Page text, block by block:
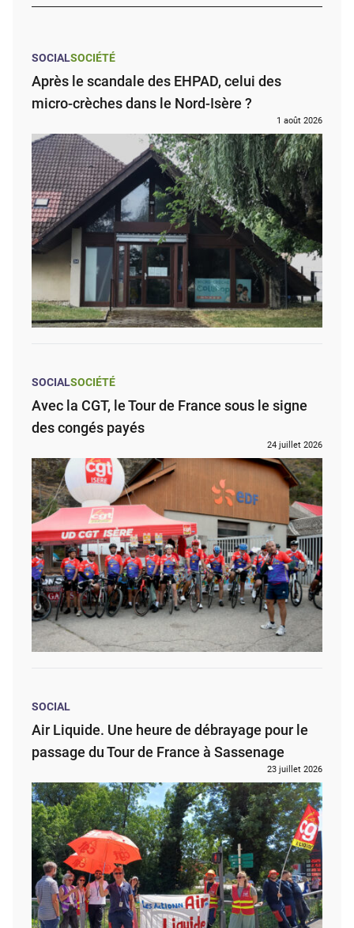
SOCIALSOCIÉTÉ
Après le scandale des EHPAD, celui des
micro-crèches dans le Nord-Isère ?
1 août 2026
SOCIALSOCIÉTÉ
Avec la CGT, le Tour de France sous le signe
des congés payés
24 juillet 2026
SOCIAL
Air Liquide. Une heure de débrayage pour le
passage du Tour de France à Sassenage
23 juillet 2026